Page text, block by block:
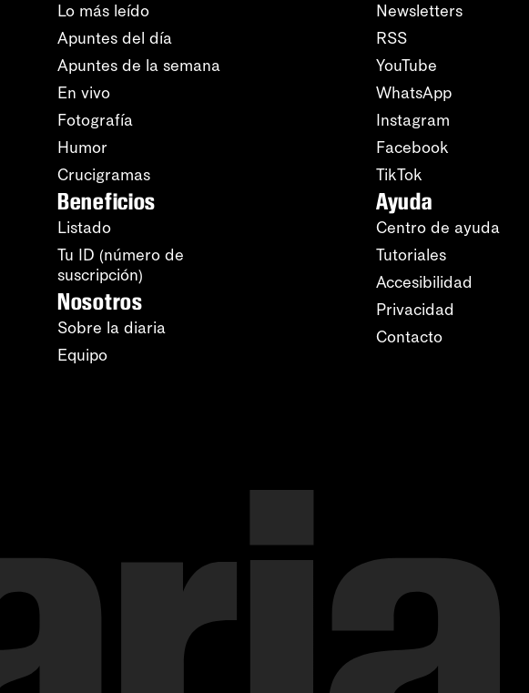
Lo más leído
Apuntes del día
Apuntes de la semana
En vivo
Fotografía
Humor
Crucigramas
Beneficios
Listado
Tu ID (número de
suscripción)
Nosotros
Sobre la diaria
Equipo
Newsletters
RSS
YouTube
WhatsApp
Instagram
Facebook
TikTok
Ayuda
Centro de ayuda
Tutoriales
Accesibilidad
Privacidad
Contacto